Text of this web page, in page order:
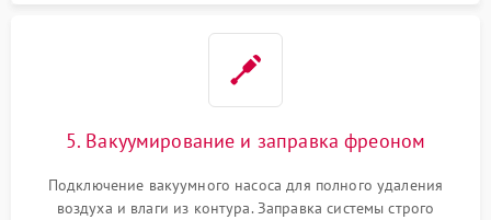
5. Вакуумирование и заправка фреоном
Подключение вакуумного насоса для полного удаления
воздуха и влаги из контура. Заправка системы строго